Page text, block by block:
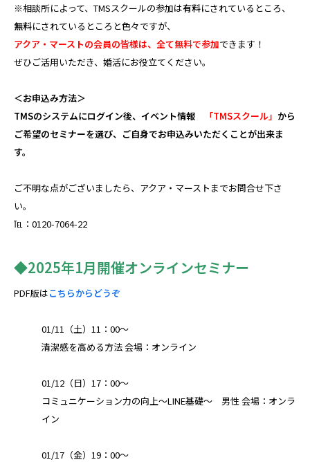
※相談所によって、TMSスクールの参加は有料にされているところ、
無料にされているところと色々ですが、
アクア・マーストの会員の皆様は、全て無料で参加できます！
ぜひご活用いただき、婚活にお役立てください。
＜お申込み方法＞
TMSのシステムにログイン後、イベント情報
「TMSスクール」 から
ご希望のセミナーを選び、ご自身でお申込みいただくことが出来ま
す。
ご不明な点がございましたら、アクア・マーストまでお問合せ下さ
い。
℡：0120-7064-22
◆2025年1月開催オンラインセミナー
PDF版はこちらからどうぞ
01/11（土）11：00～
清潔感を高める方法 会場：オンライン
01/12（日）17：00～
コミュニケーション力の向上～LINE基礎～ 男性 会場：オンラ
イン
01/17（金）19：00～